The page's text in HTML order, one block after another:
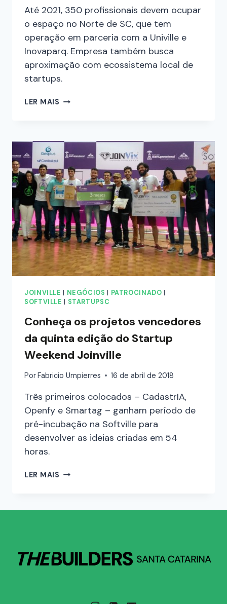
Até 2021, 350 profissionais devem ocupar
o espaço no Norte de SC, que tem
operação em parceria com a Univille e
Inovaparq. Empresa também busca
aproximação com ecossistema local de
startups.
LER MAIS
JOINVILLE NEGÓCIOS PATROCINADO
SOFTVILLE
STARTUPSC
Conheça os projetos vencedores
da quinta edição do Startup
Weekend Joinville
PorFabricio Umpierres 16 de abril de 2018
Três primeiros colocados – CadastrIA,
Openfy e Smartag – ganham período de
pré-incubação na Softville para
desenvolver as ideias criadas em 54
horas.
LER MAIS